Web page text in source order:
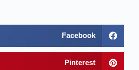
Facebook
Pinterest